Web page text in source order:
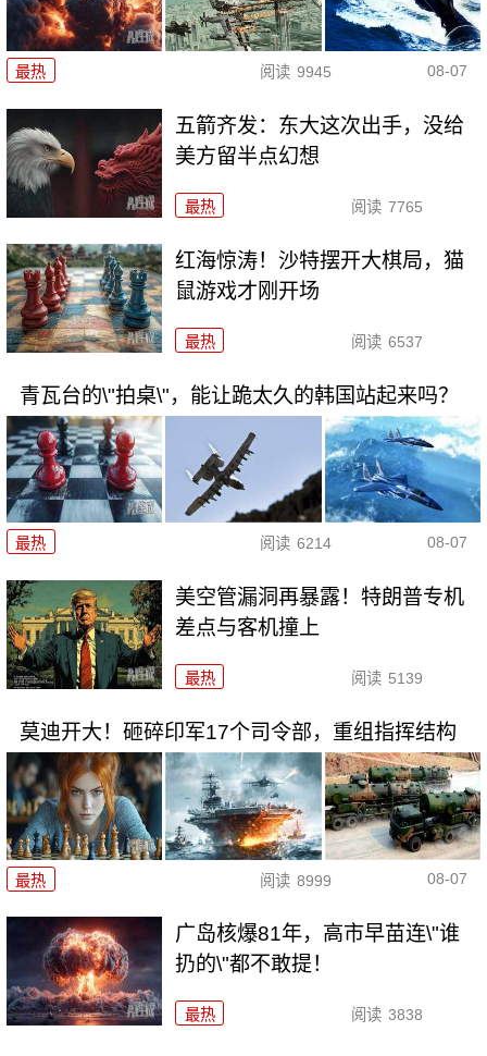
最热 阅读 9945 08-07
五箭齐发：东大这次出手，没给
美方留半点幻想
最热 阅读 7765
红海惊涛！沙特摆开大棋局，猫
鼠游戏才刚开场
最热 阅读 6537
青瓦台的\"拍桌\"，能让跪太久的韩国站起来吗？
最热 阅读 6214 08-07
美空管漏洞再暴露！特朗普专机
差点与客机撞上
最热 阅读 5139
莫迪开大！砸碎印军17个司令部，重组指挥结构
最热 阅读 8999 08-07
广岛核爆81年，高市早苗连\"谁
扔的\"都不敢提！
最热 阅读 3838